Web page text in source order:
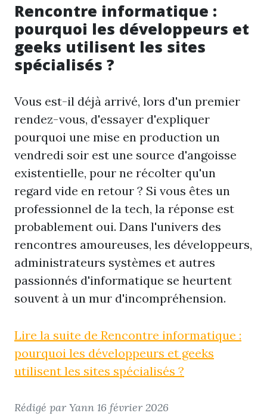
Rencontre informatique :
pourquoi les développeurs et
geeks utilisent les sites
spécialisés ?
Vous est-il déjà arrivé, lors d'un premier
rendez-vous, d'essayer d'expliquer
pourquoi une mise en production un
vendredi soir est une source d'angoisse
existentielle, pour ne récolter qu'un
regard vide en retour ? Si vous êtes un
professionnel de la tech, la réponse est
probablement oui. Dans l'univers des
rencontres amoureuses, les développeurs,
administrateurs systèmes et autres
passionnés d'informatique se heurtent
souvent à un mur d'incompréhension.
Lire la suite de Rencontre informatique :
pourquoi les développeurs et geeks
utilisent les sites spécialisés ?
Rédigé par Yann 16 février 2026